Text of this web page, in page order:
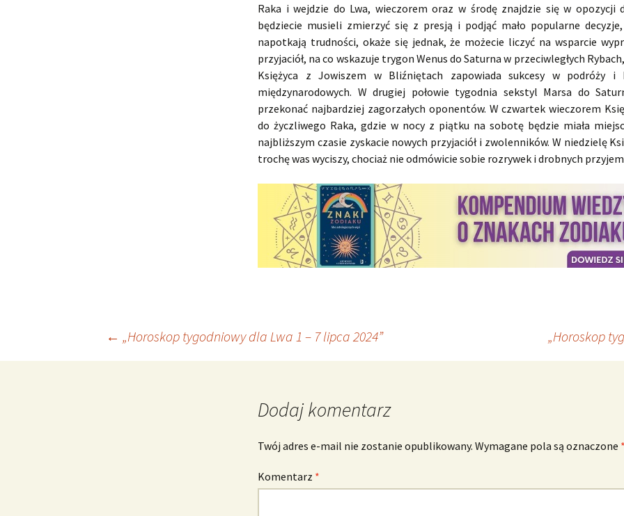
Raka i wejdzie do Lwa, wieczorem oraz w środę znajdzie się w opozycji
będziecie musieli zmierzyć się z presją i podjąć mało popularne
napotkają trudności, okaże się jednak, że możecie liczyć na wsparcie
przyjaciół, na co wskazuje trygon Wenus do Saturna w przeciwległych
Księżyca z Jowiszem w Bliźniętach zapowiada sukcesy w podróży i
międzynarodowych. W drugiej połowie tygodnia sekstyl Marsa do
przekonać najbardziej zagorzałych oponentów. W czwartek wieczorem
do życzliwego Raka, gdzie w nocy z piątku na sobotę będzie miała
najbliższym czasie zyskacie nowych przyjaciół i zwolenników. W niedzielę
trochę was wyciszy, chociaż nie odmówicie sobie rozrywek i drobnych
Nawigacja
← „Horoskop tygodniowy dla Lwa 1 – 7 lipca 2024” „Horoskop
Dodaj komentarz
Twój adres e-mail nie zostanie opublikowany. Wymagane pola są oznaczone
Komentarz *